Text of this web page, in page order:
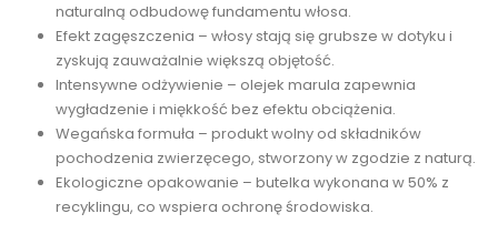
naturalną odbudowę fundamentu włosa.
Efekt zagęszczenia – włosy stają się grubsze w dotyku i
zyskują zauważalnie większą objętość.
Intensywne odżywienie – olejek marula zapewnia
wygładzenie i miękkość bez efektu obciążenia.
Wegańska formuła – produkt wolny od składników
pochodzenia zwierzęcego, stworzony w zgodzie z naturą.
Ekologiczne opakowanie – butelka wykonana w 50% z
recyklingu, co wspiera ochronę środowiska.